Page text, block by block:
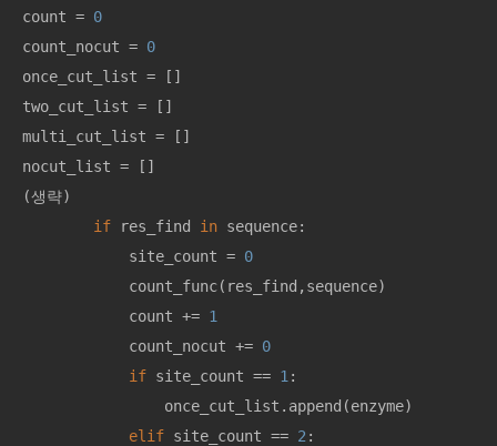
count = 0
count_nocut = 0
once_cut_list = []
two_cut_list = []
multi_cut_list = []
nocut_list = []
(생략)
if res_find in sequence:
            site_count =
0
            count_func(res_find,sequence)
            count +=
1
            count_nocut +=
0
if site_count == 1 :
                once_cut_list.append(enzyme)
elif site_count == 2 :